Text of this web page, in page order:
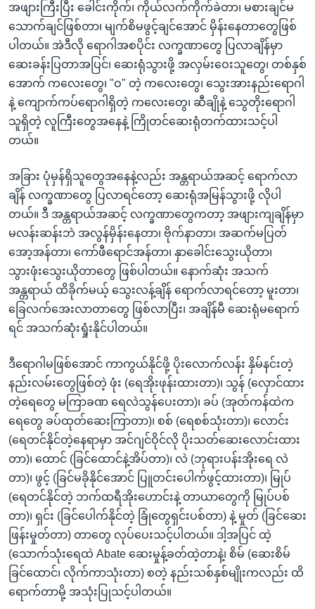
အဖျားကြီးပြီး ခေါင်းကိုက်၊ ကိုယ်လက်ကိုက်ခဲတာ၊ မစားချင်မ
သောက်ချင်ဖြစ်တာ၊ မျက်စိမဖွင့်ချင်အောင် မှိန်းနေတာတွေဖြစ်
ပါတယ်။ အဲဒီလို ရောဂါအစပိုင်း လက္ခဏာတွေ ပြလာချိန်မှာ
ဆေးခန်းပြတာအပြင်၊ ဆေးရုံသွားဖို့ အလှမ်းဝေးသူတွေ၊ တစ်နှစ်
အောက် ကလေးတွေ၊ "ဝ" တဲ့ ကလေးတွေ၊ သွေးအားနည်းရောဂါ
နဲ့ ကျောက်ကပ်ရောဂါရှိတဲ့ ကလေးတွေ၊ ဆီချိုနဲ့ သွေတိုးရောဂါ
သူရှိတဲ့ လူကြီးတွေအနေနဲ့ ကြိုတင်ဆေးရုံတက်ထားသင့်ပါ
တယ်။
အခြား ပုံမှန်ရှိသူတွေအနေနဲ့လည်း အန္တရာယ်အဆင့် ရောက်လာ
ချိန် လက္ခဏာတွေ ပြလာရင်တော့ ဆေးရုံအမြန်သွားဖို့ လိုပါ
တယ်။ ဒီ အန္တရာယ်အဆင့် လက္ခဏာတွေကတာ့ အဖျားကျချိန်မှာ
မလန်းဆန်းဘဲ အလွန်မှိန်းနေတာ၊ ဗိုက်နာတာ၊ အဆက်မပြတ်
အော့အန်တာ၊ ကော်ဖီရောင်အန်တာ၊ နှာခေါင်းသွေးယိုတာ၊
သွားဖုံးသွေးယိုတာတွေ ဖြစ်ပါတယ်။ နောက်ဆုံး အသက်
အန္တရာယ် ထိခိုက်မယ့် သွေးလန့်ချိန် ရောက်လာရင်တော့ မူးတာ၊
ခြေလက်အေးလာတာတွေ ဖြစ်လာပြီး၊ အချိန်မီ ဆေးရုံမရောက်
ရင် အသက်ဆုံးရှုံးနိုင်ပါတယ်။
ဒီရောဂါမဖြစ်အောင် ကာကွယ်နိုင်ဖို့ ပိုးလောက်လန်း နှိမ်နင်းတဲ့
နည်းလမ်းတွေဖြစ်တဲ့ ဖုံး (ရေအိုးဖုန်းထားတာ)၊ သွန် (လှောင်ထား
တဲ့ရေတွေ မကြာခဏ ရေလဲသွန်ပေးတာ)၊ ခပ် (အုတ်ကန်ထဲက
ရေတွေ ခပ်ထုတ်ဆေးကြာတာ)၊ စစ် (ရေစစ်သုံးတာ)၊ လောင်း
(ရေတင်နိုင်တဲ့နေရာမှာ အင်ဂျင်ဝိုင်လို ပိုးသတ်ဆေးလောင်းထား
တာ)၊ ထောင် (ခြင်ထောင်နဲ့အိပ်တာ)၊ လဲ (ဘုရားပန်းအိုးရေ လဲ
တာ)၊ ဖွင့် (ခြင်မခိုနိုင်အောင် ပြူတင်းပေါက်ဖွင့်ထားတာ)၊ မြုပ်
(ရေတင်နိုင်တဲ့ ဘက်ထရီအိုးဟောင်းနဲ့ တာယာတွေကို မြုပ်ပစ်
တာ)၊ ရှင်း (ခြင်ပေါက်နိုင်တဲ့ ခြုံတွေရှင်းပစ်တာ) နဲ့ မှုတ် (ခြင်ဆေး
ဖြန်းမှုတ်တာ) တာတွေ လုပ်ပေးသင့်ပါတယ်။ ဒါ့အပြင် ထဲ့
(သောက်သုံးရေထဲ Abate ဆေးမှုန့်ခတ်ထဲ့တာနဲ့၊ စိမ် (ဆေးစိမ်
ခြင်ထောင်၊ လိုက်ကာသုံးတာ) စတဲ့ နည်းသစ်နှစ်မျိုးကလည်း ထိ
ရောက်တာမို့ အသုံးပြုသင့်ပါတယ်။